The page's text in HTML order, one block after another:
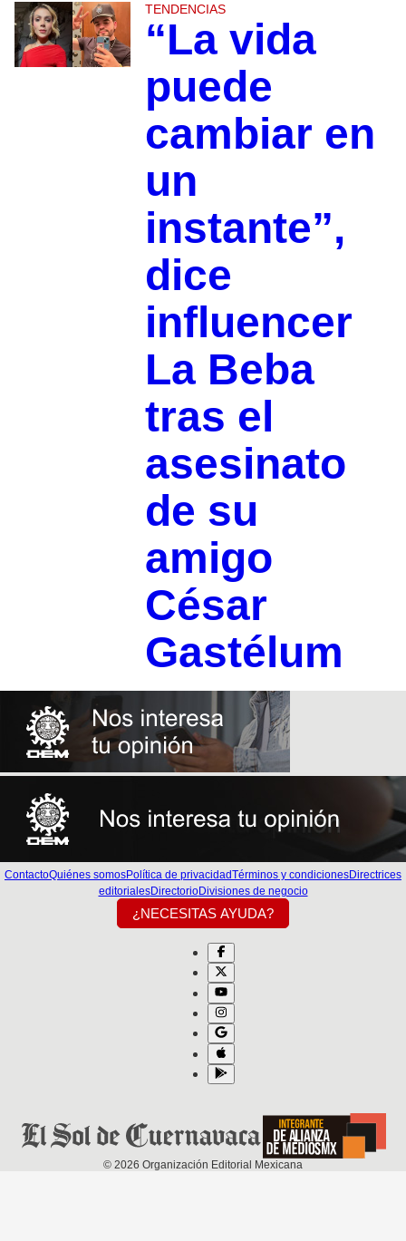
TENDENCIAS
“La vida
puede
cambiar en
un
instante”,
dice
influencer
La Beba
tras el
asesinato
de su
amigo
César
Gastélum
ContactoQuiénes somosPolítica de privacidadTérminos y condicionesDirectrices
editorialesDirectorioDivisiones de negocio
¿NECESITAS AYUDA?
© 2026 Organización Editorial Mexicana